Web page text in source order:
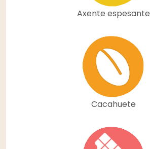
Axente espesante
Cacahuete